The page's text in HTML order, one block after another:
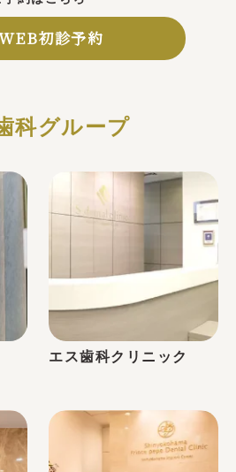
初診予約
科グループ
エス歯科クリニック